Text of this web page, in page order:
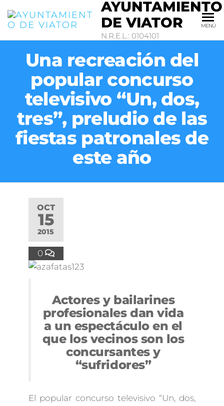
AYUNTAMIENTO
DE VIATOR
N.R.E.L.: 0104101
MENÚ
Una recreación del
popular concurso
televisivo “Un, dos,
tres”, preludio de las
fiestas patronales de
este año
OCT
15
2015
0
Actores y bailarines
profesionales dan vida
a un espectáculo en el
que los vecinos son los
concursantes y
“sufridores”
El popular concurso televisivo “Un, dos,